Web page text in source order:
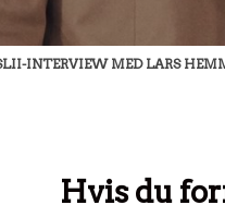
INTERVIEW MED LARS
Hvis du